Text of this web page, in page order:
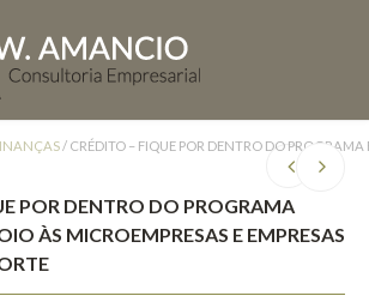
/ CRÉDITO – FIQUE POR DENTRO DO PROGRAMA
POR DENTRO DO PROGRAMA
ÀS MICROEMPRESAS E EMPRESAS